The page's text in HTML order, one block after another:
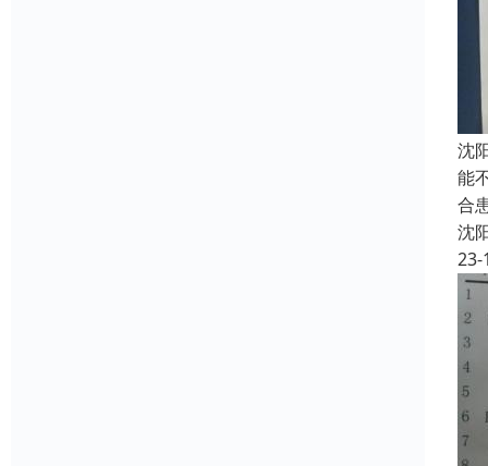
沈
能
合
沈
23-